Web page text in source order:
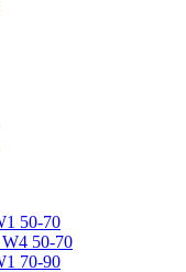
50-70
50-70
70-90